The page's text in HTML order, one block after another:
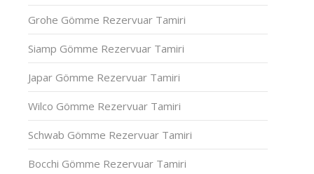
Grohe Gömme Rezervuar Tamiri
Siamp Gömme Rezervuar Tamiri
Japar Gömme Rezervuar Tamiri
Wilco Gömme Rezervuar Tamiri
Schwab Gömme Rezervuar Tamiri
Bocchi Gömme Rezervuar Tamiri